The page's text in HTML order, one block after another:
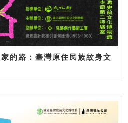
的路：臺灣原住民族紋身文